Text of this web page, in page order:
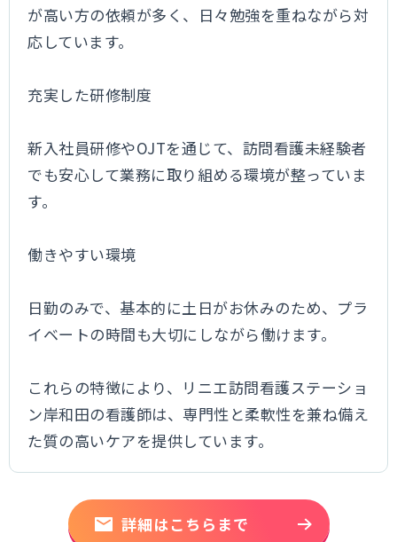
が高い方の依頼が多く、日々勉強を重ねながら対
応しています。
充実した研修制度
新入社員研修やOJTを通じて、訪問看護未経験者
でも安心して業務に取り組める環境が整っていま
す。
働きやすい環境
日勤のみで、基本的に土日がお休みのため、プラ
イベートの時間も大切にしながら働けます。
これらの特徴により、リニエ訪問看護ステーショ
ン岸和田の看護師は、専門性と柔軟性を兼ね備え
た質の高いケアを提供しています。
詳細はこちらまで